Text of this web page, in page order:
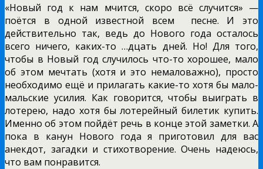
«Новый год к нам мчится, скоро всё случится» —
поётся в одной известной всем песне. И это
действительно так, ведь до Нового года осталось
всего ничего, каких-то …дцать дней. Но! Для того,
чтобы в Новый год случилось что-то хорошее, мало
об этом мечтать (хотя и это немаловажно), просто
необходимо ещё и прилагать какие-то хотя бы мало-
мальские усилия. Как говорится, чтобы выиграть в
лотерею, надо хотя бы лотерейный билетик купить.
Именно об этом пойдёт речь в конце этой заметки. А
пока в канун Нового года я приготовил для вас
анекдот, загадки и стихотворение. Очень надеюсь,
что вам понравится.